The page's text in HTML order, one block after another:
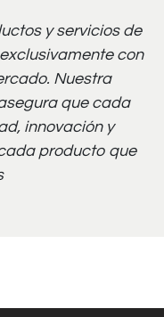
y servicios de
con
Nuestra
que cada
innovación y
producto que